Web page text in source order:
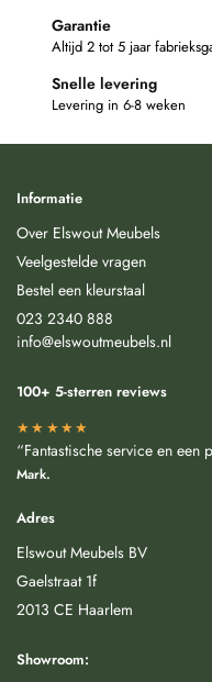
Garantie
Altijd 2 tot 5 jaar
Snelle levering
Levering in 6-8 weken
Informatie
Over Elswout Meubels
Veelgestelde vragen
Bestel een kleurstaal
023 2340 888
info@elswoutmeubels.nl
100+ 5-sterren reviews
★★★★★
“Fantastische service en een
Mark.
Adres
Elswout Meubels BV
Gaelstraat 1f
2013 CE Haarlem
Showroom: